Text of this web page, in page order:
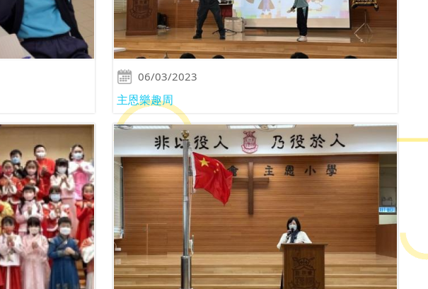
06/03/2023
主恩樂趣周